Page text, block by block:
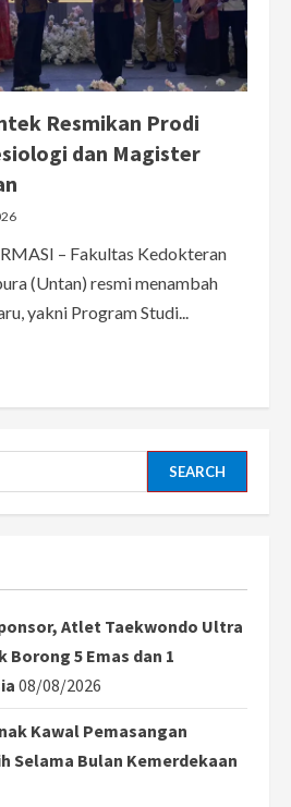
Resmikan Prodi
dan Magister
– Fakultas Kedokteran
(Untan) resmi menambah
yakni Program Studi...
Atlet Taekwondo Ultra
5 Emas dan 1
08/08/2026
Kawal Pemasangan
Selama Bulan Kemerdekaan